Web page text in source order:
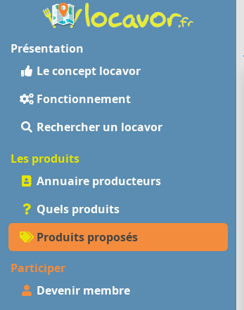
Présentation
Le concept locavor
Fonctionnement
Rechercher un locavor
Les produits
Annuaire producteurs
Quels produits
Produits proposés
Participer
Devenir membre